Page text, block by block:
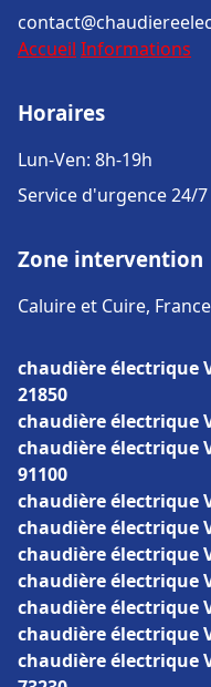
Accueil Informations
Horaires
Lun-Ven: 8h-19h
Service d'urgence 24/7
Zone intervention
Caluire et Cuire, France
chaudière électrique
21850
chaudière électrique
chaudière électrique
91100
chaudière électrique
chaudière électrique
chaudière électrique
chaudière électrique
chaudière électrique
chaudière électrique
chaudière électrique